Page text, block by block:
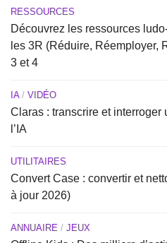
RESSOURCES
Découvrez les ressources
les 3R (Réduire, Réemployer,
3 et 4
IA/ VIDÉO
Claras : transcrire et interroger
l’IA
UTILITAIRES
Convert Case : convertir et
à jour 2026)
ANNUAIRE / JEUX